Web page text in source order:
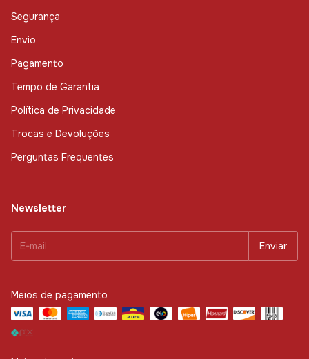
Segurança
Envio
Pagamento
Tempo de Garantia
Política de Privacidade
Trocas e Devoluções
Perguntas Frequentes
Newsletter
Meios de pagamento